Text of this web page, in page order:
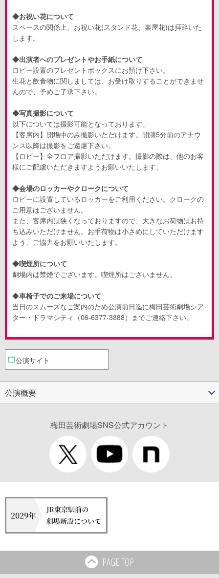
◆お祝い花について
スペースの関係上、お祝い花(スタンド花、楽屋花)は拝辞いた
します。
◆出演者へのプレゼントやお手紙について
ロビー設置のプレゼントボックスにお預け下さい。
生花と飲食物に関しましては、お受け取りすることができませ
んので、予めご了承下さい。
◆写真撮影について
以下については撮影可能となっております。
【客席内】開場中のみ撮影いただけます。開演5分前のアナウ
ンス以降は撮影をご遠慮下さい。
【ロビー】全フロア撮影いただけます。撮影の際は、他のお客
様にご配慮いただきますようお願いいたします。
◆会場のロッカーやクロークについて
ロビーに設置しているロッカーをご利用ください。クロークの
ご用意はございません。
また、客席内は狭くなっておりますので、大きなお荷物はお持
ち込みいただけません。お手荷物は小さめにしていただけます
よう、ご協力をお願いいたします。
◆喫煙所について
劇場内は禁煙でございます。喫煙所はございません。
◆車椅子でのご来場について
当日のスムーズなご案内のため公演前日迄に梅田芸術劇場シア
ター・ドラマシティ（06-6377-3888）までご連絡下さい。
公演サイト
公演概要
梅田芸術劇場SNS公式アカウント
PAGE TOP